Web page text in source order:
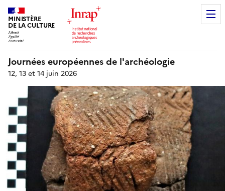
MINISTÈRE
DE LA CULTURE
Journées européennes de l'archéologie
12, 13 et 14 juin 2026